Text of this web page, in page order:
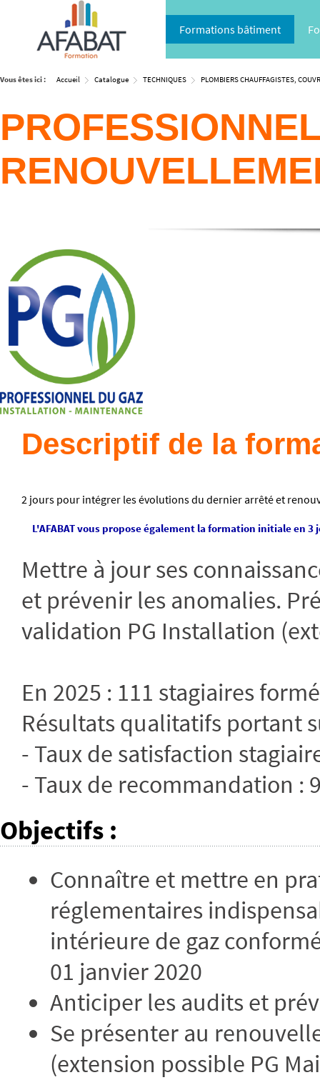
Formations bâtiment
Vous êtes ici : Accueil Catalogue TECHNIQUES PLOMBIERS CHAUFFAGISTES,
Descriptif de la
2 jours pour intégrer les évolutions du dernier arrêté et
L'AFABAT vous propose également la formation initiale en 3
Mettre à jour ses
et prévenir les anomalies.
validation PG Installation
En 2025 : 111 stagiaires
Résultats qualitatifs portant
- Taux de satisfaction
- Taux de recommandation :
Objectifs :
Connaître et mettre en
réglementaires
intérieure de gaz
01 janvier 2020
Anticiper les audits et
Se présenter au
(extension possible PG